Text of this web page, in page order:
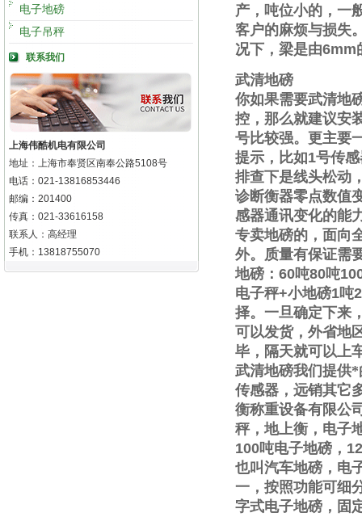
电子地磅
电子吊秤
联系我们
上海伟酷机电有限公司
地址：上海市奉贤区南奉公路5108号
电话：021-13816853446
邮编：201400
传真：021-33616158
联系人：高经理
手机：13818755070
产，吨位小的，一
客户的麻烦与损失
况下，梁是由6mm
武清地磅
你如果需要武清地
控，那么就建议安
号比较强。更主要
提示，比如1号传
排查下是线头松动
诊断衡器零点数值
感器通讯变化的能
专卖地磅的，面向
外。质量有保证需
地磅： 60吨80吨
电子秤+小地磅1吨2
择。一旦确定下来
可以发货，外省地
毕，隔天就可以上
武清地磅我们提供
传感器，远销其它
衡称重设备有限公
秤，地上衡，电子
100吨电子地磅，
也叫汽车地磅，电
一，按照功能可细
字式电子地磅，固